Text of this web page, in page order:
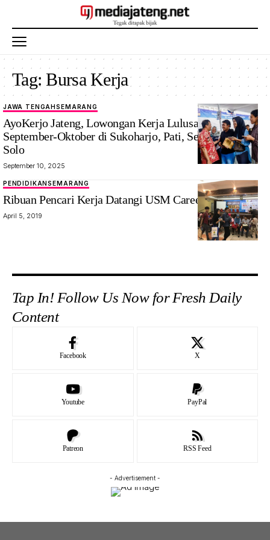
Tag:Bursa Kerja
JAWA TENGAHSEMARANG
AyoKerjo Jateng, Lowongan Kerja Lulusan SMA-D2
September-Oktober di Sukoharjo, Pati, Semarang dan
Solo
September 10, 2025
PENDIDIKANSEMARANG
Ribuan Pencari Kerja Datangi USM Career Fest 2019
April 5, 2019
Tap In! Follow Us Now for Fresh Daily
Content
Facebook X
Youtube PayPal
Patreon RSS Feed
- Advertisement -